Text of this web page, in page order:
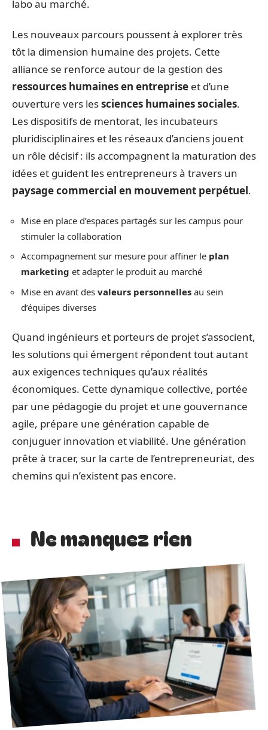
labo au marché.
Les nouveaux parcours poussent à explorer très
tôt la dimension humaine des projets. Cette
alliance se renforce autour de la gestion des
ressources humaines en entreprise et d’une
ouverture vers lessciences humaines sociales.
Les dispositifs de mentorat, les incubateurs
pluridisciplinaires et les réseaux d’anciens jouent
un rôle décisif : ils accompagnent la maturation des
idées et guident les entrepreneurs à travers un
paysage commercial en mouvement perpétuel.
Mise en place d’espaces partagés sur les campus pour
stimuler la collaboration
Accompagnement sur mesure pour affiner le plan
marketing et adapter le produit au marché
Mise en avant des valeurs personnelles au sein
d’équipes diverses
Quand ingénieurs et porteurs de projet s’associent,
les solutions qui émergent répondent tout autant
aux exigences techniques qu’aux réalités
économiques. Cette dynamique collective, portée
par une pédagogie du projet et une gouvernance
agile, prépare une génération capable de
conjuguer innovation et viabilité. Une génération
prête à tracer, sur la carte de l’entrepreneuriat, des
chemins qui n’existent pas encore.
Ne manquez rien